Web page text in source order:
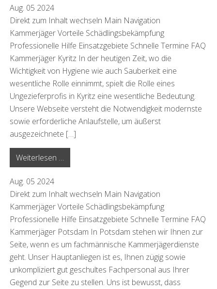
Aug. 05 2024
Direkt zum Inhalt wechseln Main Navigation
Kammerjäger Vorteile Schädlingsbekämpfung
Professionelle Hilfe Einsatzgebiete Schnelle Termine FAQ
Kammerjäger Kyritz In der heutigen Zeit, wo die
Wichtigkeit von Hygiene wie auch Sauberkeit eine
wesentliche Rolle einnimmt, spielt die Rolle eines
Ungezieferprofis in Kyritz eine wesentliche Bedeutung.
Unsere Webseite versteht die Notwendigkeit modernste
sowie erforderliche Anlaufstelle, um äußerst
ausgezeichnete […]
Weiterlesen …
Aug. 05 2024
Direkt zum Inhalt wechseln Main Navigation
Kammerjäger Vorteile Schädlingsbekämpfung
Professionelle Hilfe Einsatzgebiete Schnelle Termine FAQ
Kammerjäger Potsdam In Potsdam stehen wir Ihnen zur
Seite, wenn es um fachmännische Kammerjägerdienste
geht. Unser Hauptanliegen ist es, Ihnen zügig sowie
unkompliziert gut geschultes Fachpersonal aus Ihrer
Gegend zur Seite zu stellen. Uns ist bewusst, dass